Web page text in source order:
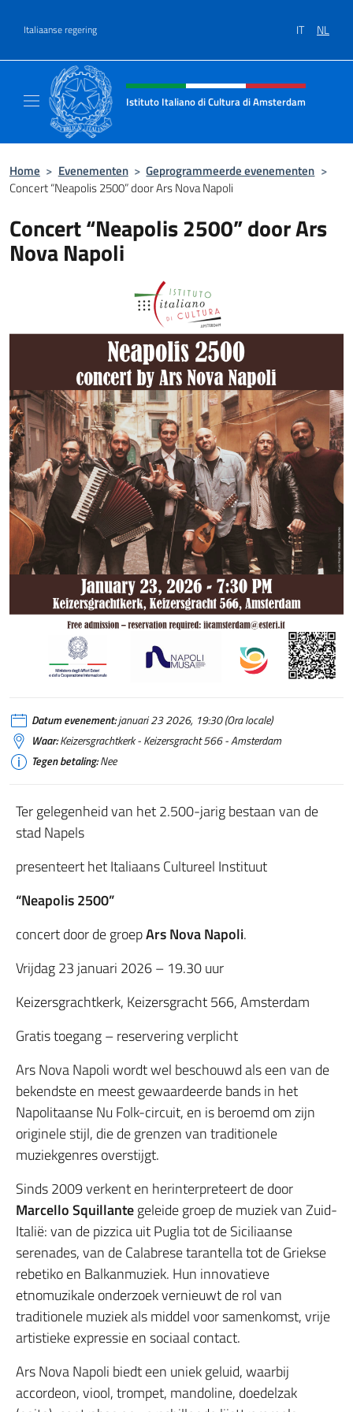
Italiaanse regering IT NL
Intestazione sito, social e menù
Istituto Italiano di Cultura di Amsterdam
Home > Evenementen > Geprogrammeerde evenementen >
Concert “Neapolis 2500” door Ars Nova Napoli
Concert “Neapolis 2500” door Ars
Nova Napoli
Datum evenement:januari 23 2026, 19:30 (Ora locale)
Waar:Keizersgrachtkerk - Keizersgracht 566 - Amsterdam
Tegen betaling:Nee
Ter gelegenheid van het 2.500-jarig bestaan van de
stad Napels
presenteert het Italiaans Cultureel Instituut
“Neapolis 2500”
concert door de groepArs Nova Napoli.
Vrijdag 23 januari 2026 – 19.30 uur
Keizersgrachtkerk, Keizersgracht 566, Amsterdam
Gratis toegang – reservering verplicht
Ars Nova Napoli wordt wel beschouwd als een van de
bekendste en meest gewaardeerde bands in het
Napolitaanse Nu Folk-circuit, en is beroemd om zijn
originele stijl, die de grenzen van traditionele
muziekgenres overstijgt.
Sinds 2009 verkent en herinterpreteert de door
Marcello Squillantegeleide groep de muziek van Zuid-
Italië: van de pizzica uit Puglia tot de Siciliaanse
serenades, van de Calabrese tarantella tot de Griekse
rebetiko en Balkanmuziek. Hun innovatieve
etnomuzikale onderzoek vernieuwt de rol van
traditionele muziek als middel voor samenkomst, vrije
artistieke expressie en sociaal contact.
Ars Nova Napoli biedt een uniek geluid, waarbij
accordeon, viool, trompet, mandoline, doedelzak